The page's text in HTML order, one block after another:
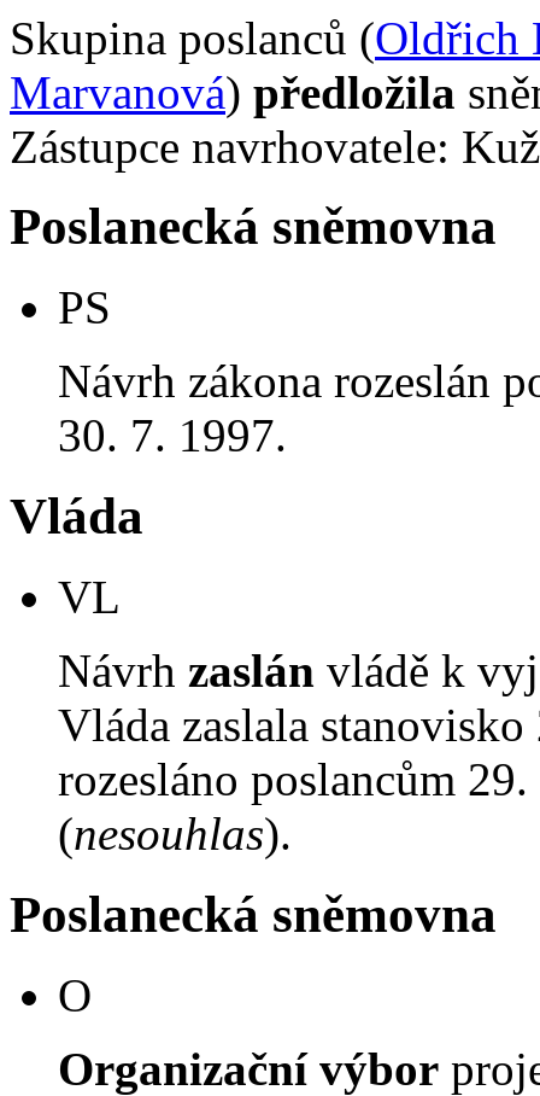
Skupina poslanců (Oldřich
Marvanová) předložila
Zástupce navrhovatele:
Poslanecká sněmovna
PS
Návrh zákona rozeslán
30. 7. 1997.
Vláda
VL
Návrh zaslán vládě k
Vláda zaslala
rozesláno poslancům
(nesouhlas).
Poslanecká sněmovna
O
Organizační výbor